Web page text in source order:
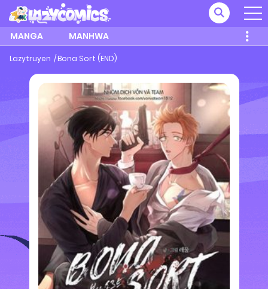
MANGA MANHWA
Lazytruyen Bona Sort (END)